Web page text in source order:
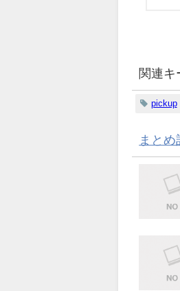
関連キ
pickup
まとめ